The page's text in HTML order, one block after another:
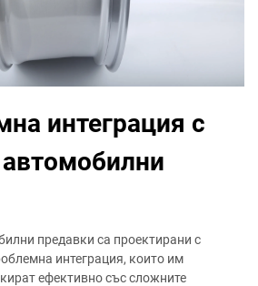
интеграция с
предавки са проектирани с
интеграция, които им
ефективно със сложните